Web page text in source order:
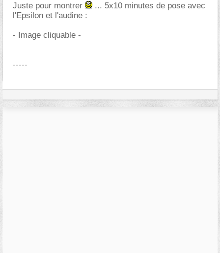
Juste pour montrer
... 5x10 minutes de pose avec
l'Epsilon et l'audine :
- Image cliquable -
-----